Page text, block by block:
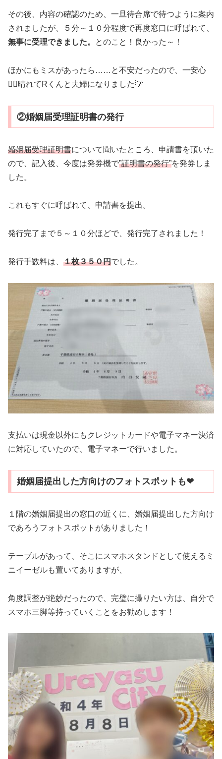
その後、内容の確認のため、一旦待合席で待つように案内
されましたが、５分～１０分程度で再度窓口に呼ばれて、
無事に受理できました。
とのこと！良かった～！
ほかにもミスがあったら……と不安だったので、一安心
😮‍💨晴れてRくんと夫婦になりました💡
②婚姻届受理証明書の発行
婚姻届受理証明書について聞いたところ、申請書を頂いた
ので、記入後、今度は発券機で”証明書の発行”を発券しま
した。
これもすぐに呼ばれて、申請書を提出。
発行完了まで５～１０分ほどで、発行完了されました！
発行手数料は、 １枚３５０円でした。
支払いは現金以外にもクレジットカードや電子マネー決済
に対応していたので、電子マネーで行いました。
婚姻届提出した方向けのフォトスポットも❤
１階の婚姻届提出の窓口の近くに、婚姻届提出した方向け
であろうフォトスポットがありました！
テーブルがあって、そこにスマホスタンドとして使えるミ
ニイーゼルも置いてありますが、
角度調整が絶妙だったので、完璧に撮りたい方は、自分で
スマホ三脚等持っていくことをお勧めします！